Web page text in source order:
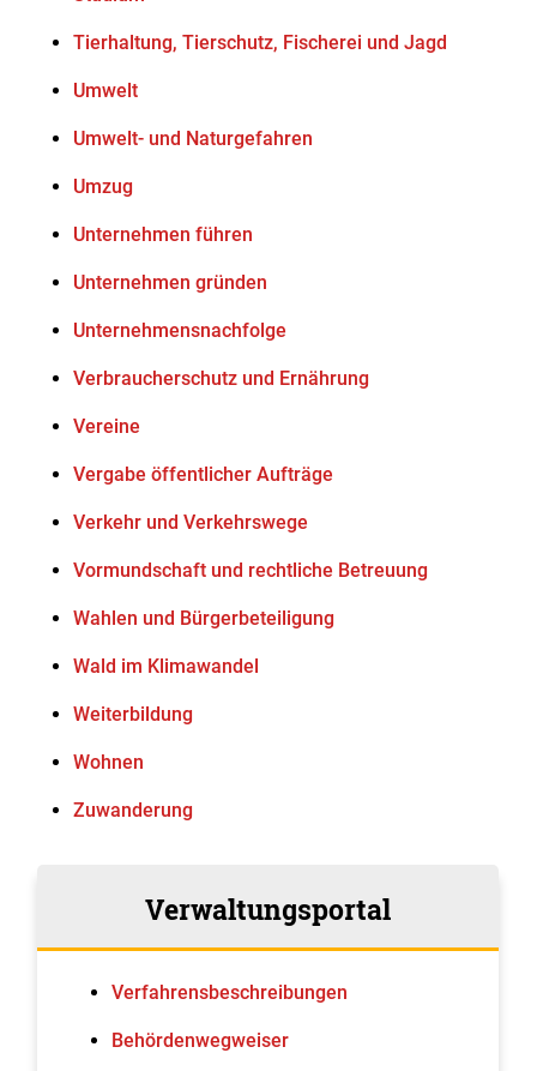
Tierhaltung, Tierschutz, Fischerei und Jagd
Umwelt
Umwelt- und Naturgefahren
Umzug
Unternehmen führen
Unternehmen gründen
Unternehmensnachfolge
Verbraucherschutz und Ernährung
Vereine
Vergabe öffentlicher Aufträge
Verkehr und Verkehrswege
Vormundschaft und rechtliche Betreuung
Wahlen und Bürgerbeteiligung
Wald im Klimawandel
Weiterbildung
Wohnen
Zuwanderung
Verwaltungsportal
Verfahrens­beschreibungen
Behördenwegweiser